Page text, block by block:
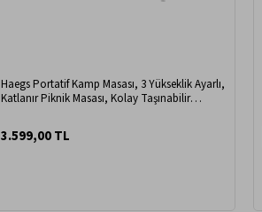
Haegs Portatif Kamp Masası, 3 Yükseklik Ayarlı,
Katlanır Piknik Masası, Kolay Taşınabilir
3.599,00 TL